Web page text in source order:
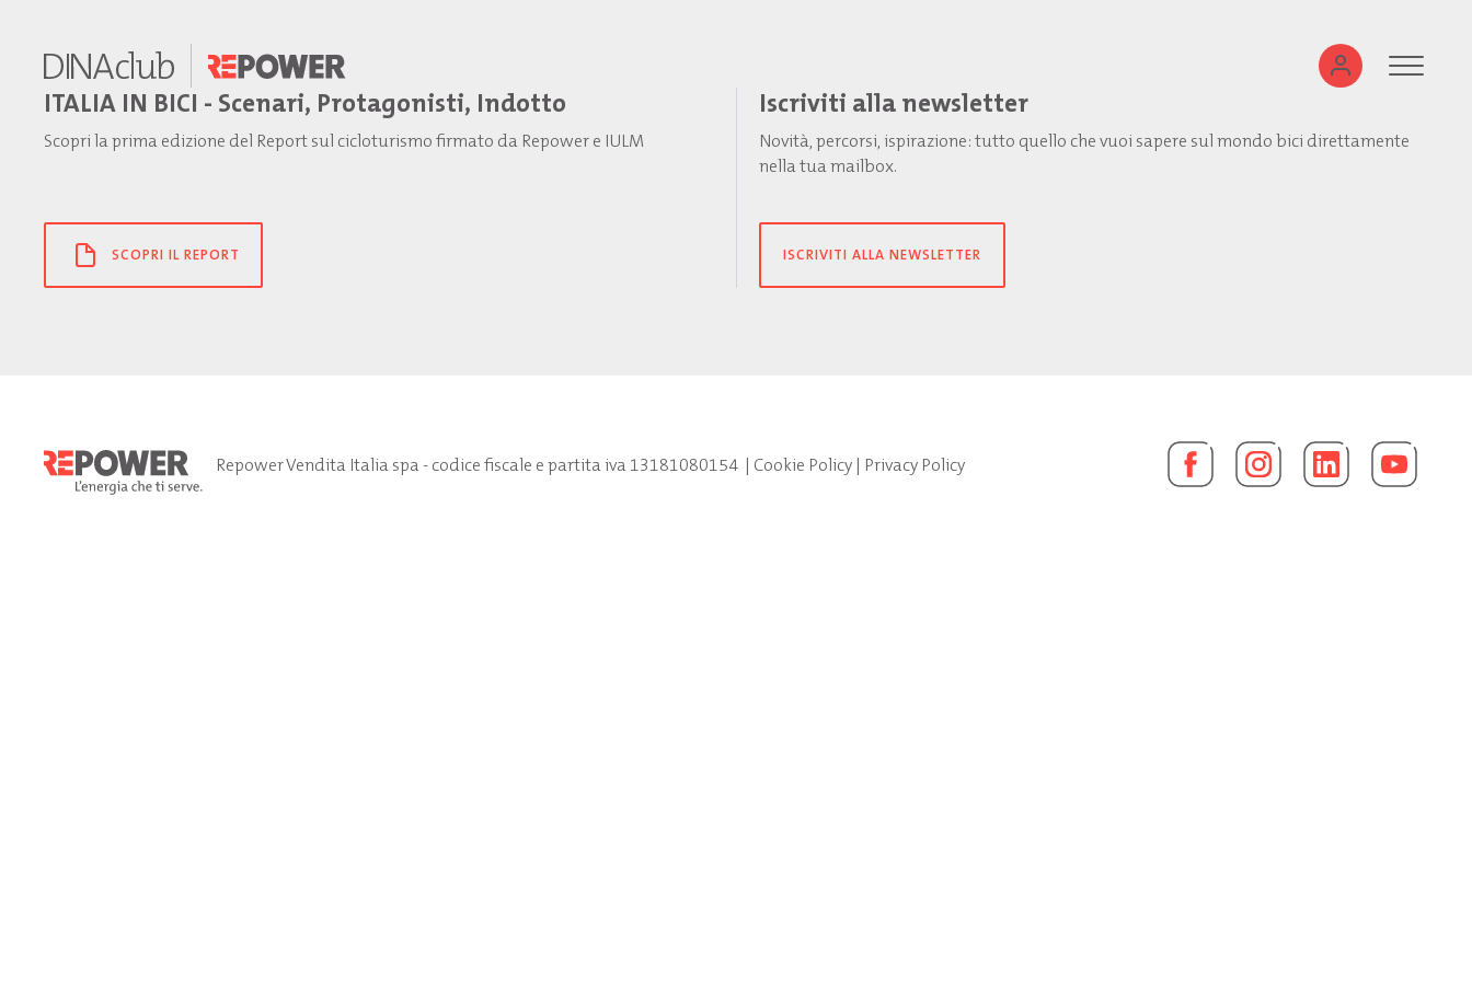
ITALIA IN BICI - Scenari, Protagonisti, Indotto
Scopri la prima edizione del Report sul cicloturismo firmato da Repower e IULM
SCOPRI IL REPORT
Iscriviti alla newsletter
Novità, percorsi, ispirazione: tutto quello che vuoi sapere sul mondo bici direttamente
nella tua mailbox.
ISCRIVITI ALLA NEWSLETTER
Repower Vendita Italia spa - codice fiscale e partita iva 13181080154| Cookie Policy| Privacy Policy